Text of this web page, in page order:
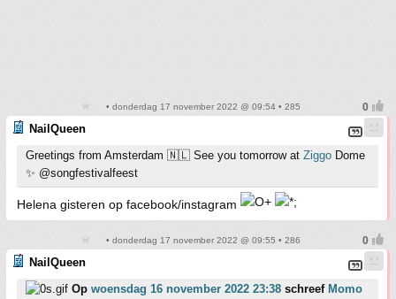
• donderdag 17 november 2022 @ 09:54 • 285
NailQueen
Greetings from Amsterdam 🇳🇱 See you tomorrow at Ziggo Dome
✨ @songfestivalfeest
Helena gisteren op facebook/instagram
• donderdag 17 november 2022 @ 09:55 • 286
NailQueen
Op woensdag 16 november 2022 23:38 schreef Momo